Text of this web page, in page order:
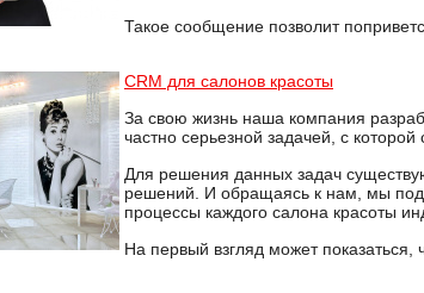
Такое сообщение позволит
CRM для салонов красоты
За свою жизнь наша компания
частно серьезной задачей, с
Для решения данных задач
решений. И обращаясь к нам, мы
процессы каждого салона красоты
На первый взгляд может показаться,